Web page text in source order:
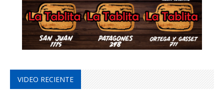
VIDEO RECIENTE